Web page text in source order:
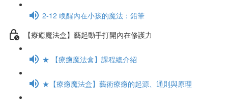
2-12 喚醒內在小孩的魔法：鉛筆
【療癒魔法盒】藝起動手打開內在修護力
★ 【療癒魔法盒】課程總介紹
★【療癒魔法盒】藝術療癒的起源、通則與原理